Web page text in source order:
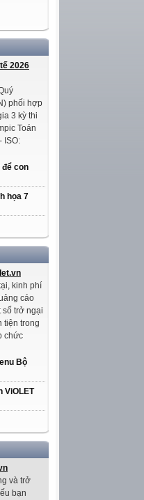
2026
phối hợp
3 kỳ thi
Toán
ISO:
để con
họa 7
kinh phí
cáo
số trở ngại
tiện trong
chức
Bộ
ViOLET
và trở
bạn